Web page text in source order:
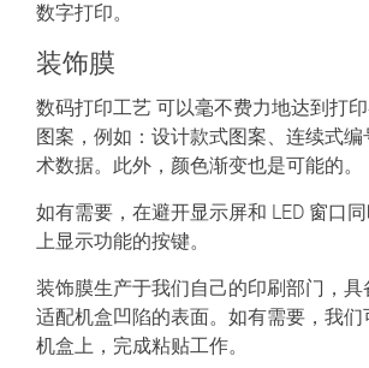
数字打印。
装饰膜
数码打印工艺 可以毫不费力地达到打
图案，例如：设计款式图案、连续式
术数据。此外，颜色渐变也是可能的。
如有需要，在避开显示屏和 LED 窗口
上显示功能的按键。
装饰膜生产于我们自己的印刷部门，具
适配机盒凹陷的表面。如有需要，我们
机盒上，完成粘贴工作。